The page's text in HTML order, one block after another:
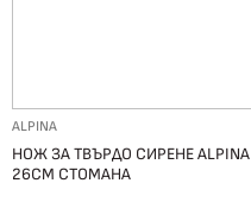
ALPINA
НОЖ ЗА ТВЪРДО СИРЕНЕ ALPINA
26СМ СТОМАНА